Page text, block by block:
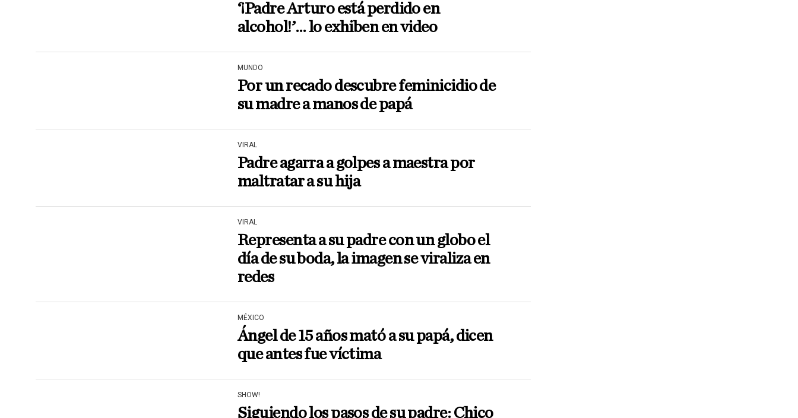
‘¡Padre Arturo está perdido en
alcohol!’… lo exhiben en video
MUNDO
Por un recado descubre feminicidio de
su madre a manos de papá
VIRAL
Padre agarra a golpes a maestra por
maltratar a su hija
VIRAL
Representa a su padre con un globo el
día de su boda, la imagen se viraliza en
redes
MÉXICO
Ángel de 15 años mató a su papá, dicen
que antes fue víctima
SHOW!
Siguiendo los pasos de su padre: Chico